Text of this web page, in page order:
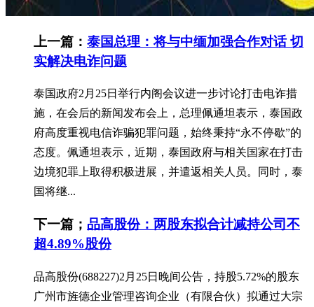
上一篇： 泰国总理：将与中缅加强合作对话 切
实解决电诈问题
泰国政府2月25日举行内阁会议进一步讨论打击电诈措
施，在会后的新闻发布会上，总理佩通坦表示，泰国政
府高度重视电信诈骗犯罪问题，始终秉持“永不停歇”的
态度。佩通坦表示，近期，泰国政府与相关国家在打击
边境犯罪上取得积极进展，并遣返相关人员。同时，泰
国将继...
下一篇； 品高股份：两股东拟合计减持公司不
超4.89%股份
品高股份(688227)2月25日晚间公告，持股5.72%的股东
广州市旌德企业管理咨询企业（有限合伙）拟通过大宗